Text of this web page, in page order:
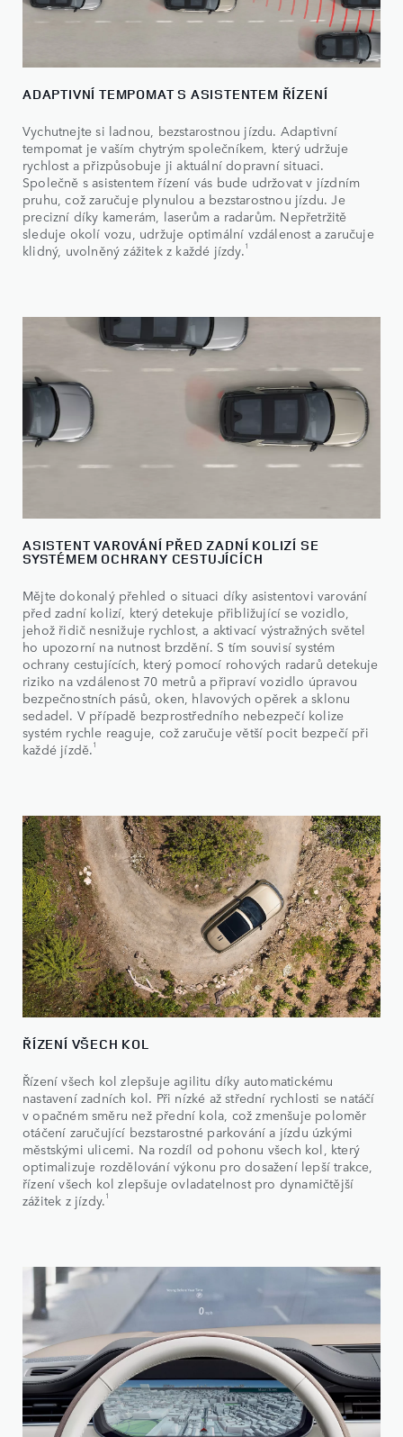
ADAPTIVNÍ TEMPOMAT S ASISTENTEM ŘÍZENÍ
Vychutnejte si ladnou, bezstarostnou jízdu. Adaptivní
tempomat je vaším chytrým společníkem, který udržuje
rychlost a přizpůsobuje ji aktuální dopravní situaci.
Společně s asistentem řízení vás bude udržovat v jízdním
pruhu, což zaručuje plynulou a bezstarostnou jízdu. Je
precizní díky kamerám, laserům a radarům. Nepřetržitě
sleduje okolí vozu, udržuje optimální vzdálenost a zaručuje
klidný, uvolněný zážitek z každé jízdy.1
ASISTENT VAROVÁNÍ PŘED ZADNÍ KOLIZÍ SE
SYSTÉMEM OCHRANY CESTUJÍCÍCH
Mějte dokonalý přehled o situaci díky asistentovi varování
před zadní kolizí, který detekuje přibližující se vozidlo,
jehož řidič nesnižuje rychlost, a aktivací výstražných světel
ho upozorní na nutnost brzdění. S tím souvisí systém
ochrany cestujících, který pomocí rohových radarů detekuje
riziko na vzdálenost 70 metrů a připraví vozidlo úpravou
bezpečnostních pásů, oken, hlavových opěrek a sklonu
sedadel. V případě bezprostředního nebezpečí kolize
systém rychle reaguje, což zaručuje větší pocit bezpečí při
každé jízdě.1
ŘÍZENÍ VŠECH KOL
Řízení všech kol zlepšuje agilitu díky automatickému
nastavení zadních kol. Při nízké až střední rychlosti se natáčí
v opačném směru než přední kola, což zmenšuje poloměr
otáčení zaručující bezstarostné parkování a jízdu úzkými
městskými ulicemi. Na rozdíl od pohonu všech kol, který
optimalizuje rozdělování výkonu pro dosažení lepší trakce,
řízení všech kol zlepšuje ovladatelnost pro dynamičtější
zážitek z jízdy.1